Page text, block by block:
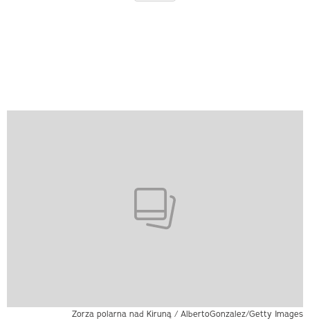
Zorza polarna nad Kiruną / AlbertoGonzalez/Getty Images